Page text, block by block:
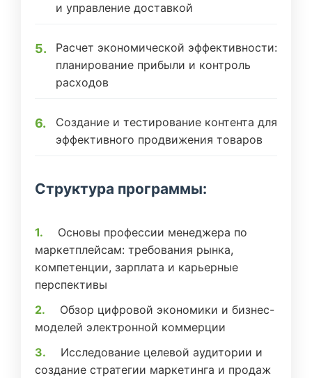
и управление доставкой
Расчет экономической эффективности:
планирование прибыли и контроль
расходов
Создание и тестирование контента для
эффективного продвижения товаров
Структура программы:
Основы профессии менеджера по
маркетплейсам: требования рынка,
компетенции, зарплата и карьерные
перспективы
Обзор цифровой экономики и бизнес-
моделей электронной коммерции
Исследование целевой аудитории и
создание стратегии маркетинга и продаж